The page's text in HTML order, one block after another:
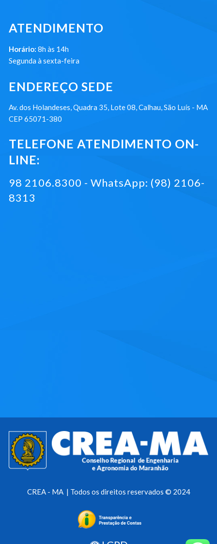
ATENDIMENTO
Horário: 8h às 14h
Segunda à sexta-feira
ENDEREÇO SEDE
Av. dos Holandeses, Quadra 35, Lote 08, Calhau, São Luís - MA
CEP 65071-380
TELEFONE ATENDIMENTO ON-
LINE:
98 2106.8300 - WhatsApp: (98) 2106-
8313
CREA - MA | Todos os direitos reservados © 2024